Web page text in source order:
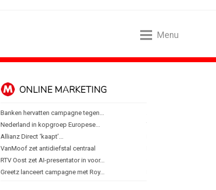
Menu
ONLINE MARKETING
Banken hervatten campagne tegen...
Nederland in kopgroep Europese...
Allianz Direct ‘kaapt’...
VanMoof zet antidiefstal centraal
RTV Oost zet AI-presentator in voor...
Greetz lanceert campagne met Roy...
Tata Consultancy